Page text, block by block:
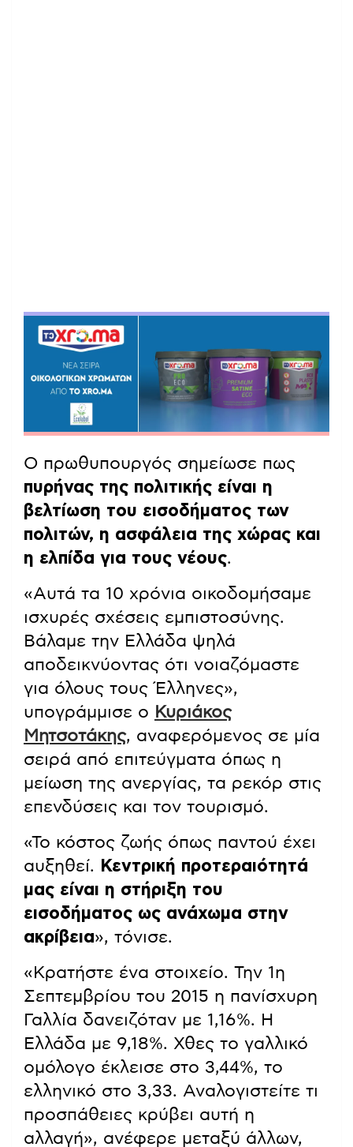
Ο πρωθυπουργός σημείωσε πως
πυρήνας της πολιτικής είναι η
βελτίωση του εισοδήματος των
πολιτών, η ασφάλεια της χώρας και
η ελπίδα για τους νέους.
«Αυτά τα 10 χρόνια οικοδομήσαμε
ισχυρές σχέσεις εμπιστοσύνης.
Βάλαμε την Ελλάδα ψηλά
αποδεικνύοντας ότι νοιαζόμαστε
για όλους τους Έλληνες»,
υπογράμμισε ο Κυριάκος
Μητσοτάκης, αναφερόμενος σε μία
σειρά από επιτεύγματα όπως η
μείωση της ανεργίας, τα ρεκόρ στις
επενδύσεις και τον τουρισμό.
«Το κόστος ζωής όπως παντού έχει
αυξηθεί.
Κεντρική προτεραιότητά
μας είναι η στήριξη του
εισοδήματος ως ανάχωμα στην
ακρίβεια», τόνισε.
«Κρατήστε ένα στοιχείο. Την 1η
Σεπτεμβρίου του 2015 η πανίσχυρη
Γαλλία δανειζόταν με 1,16%. Η
Ελλάδα με 9,18%. Χθες το γαλλικό
ομόλογο έκλεισε στο 3,44%, το
ελληνικό στο 3,33. Αναλογιστείτε τι
προσπάθειες κρύβει αυτή η
αλλαγή», ανέφερε μεταξύ άλλων,